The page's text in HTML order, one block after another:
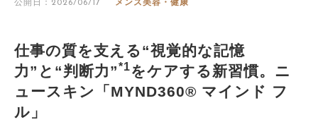
公開日：2026/06/17 メンズ美容・健康
仕事の質を支える“視覚的な記憶
力”と“判断力”*1をケアする新習慣。ニ
ュースキン「MYND360® マインド フ
ル」